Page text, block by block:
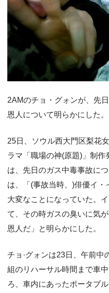
2AMのチョ・グォンが、先
恩人について明らかにした。
25日、ソウル西大門区梨花
ラマ「職場の神(原題)」制作
は、先日のガス中毒事故に
は、「(事故当時、)俳優イ
大変なことになっていた。
て、その時ガスの臭いに気
恩人だ」と明らかにした。
チョ·グォンは23日、午前中
組のリハーサル時間まで車
ろ、車内にあったポータブ